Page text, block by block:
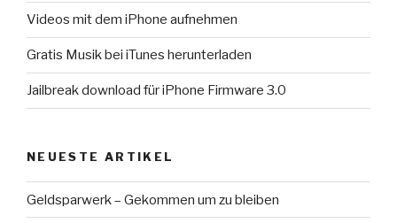
Videos mit dem iPhone aufnehmen
Gratis Musik bei iTunes herunterladen
Jailbreak download für iPhone Firmware 3.0
NEUESTE ARTIKEL
Geldsparwerk – Gekommen um zu bleiben